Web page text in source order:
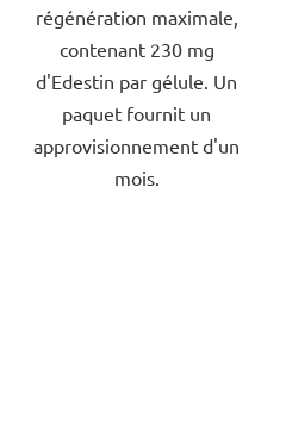
5
étoiles.
régénération maximale,
contenant 230 mg
d'Edestin par gélule. Un
paquet fournit un
approvisionnement d'un
mois.